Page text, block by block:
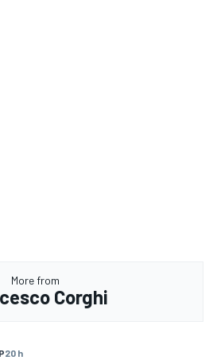
More from
Corghi
20 h